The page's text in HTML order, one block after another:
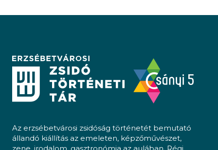
Az erzsébetvárosi zsidóság történetét bemutató
állandó kiállítás az emeleten, képzőművészet,